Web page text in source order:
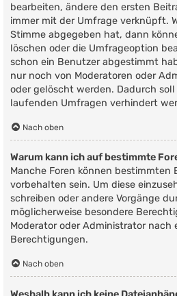
bearbeiten, ändere den ersten
immer mit der Umfrage verknüpft.
Stimme abgegeben hat, dann
löschen oder die Umfrageoption
schon ein Benutzer abgestimmt
nur noch von Moderatoren oder
oder gelöscht werden. Dadurch
laufenden Umfragen verhindert
Nach oben
Warum kann ich auf bestimmte
Manche Foren können bestimmten
vorbehalten sein. Um diese
schreiben oder andere Vorgänge
möglicherweise besondere
Moderator oder Administrator nach
Berechtigungen.
Nach oben